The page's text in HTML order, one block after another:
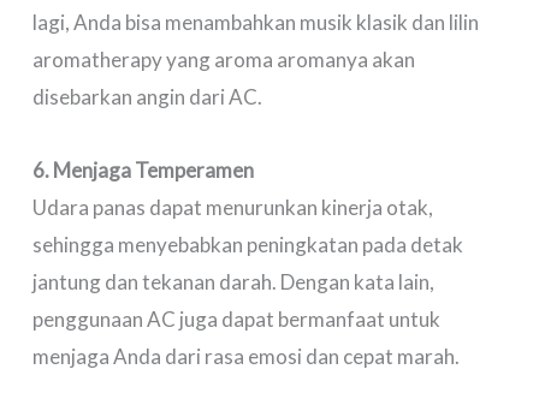
lagi, Anda bisa menambahkan musik klasik dan lilin
aromatherapy yang aroma aromanya akan
disebarkan angin dari AC.
6. Menjaga Temperamen
Udara panas dapat menurunkan kinerja otak,
sehingga menyebabkan peningkatan pada detak
jantung dan tekanan darah. Dengan kata lain,
penggunaan AC juga dapat bermanfaat untuk
menjaga Anda dari rasa emosi dan cepat marah.